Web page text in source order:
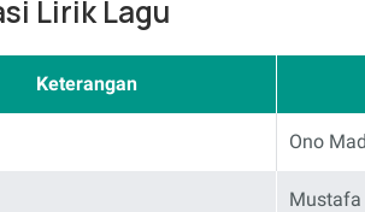
Lirik Lagu
Keterangan
Ono
Mustafa